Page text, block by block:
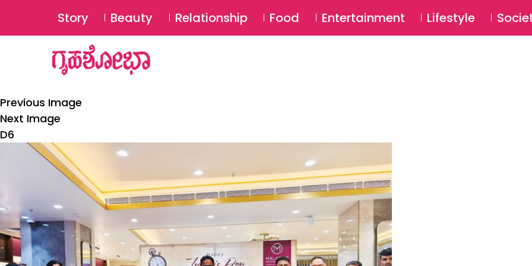
Story Beauty Relationship Food Entertainment Lifestyle
Previous Image
Next Image
D6